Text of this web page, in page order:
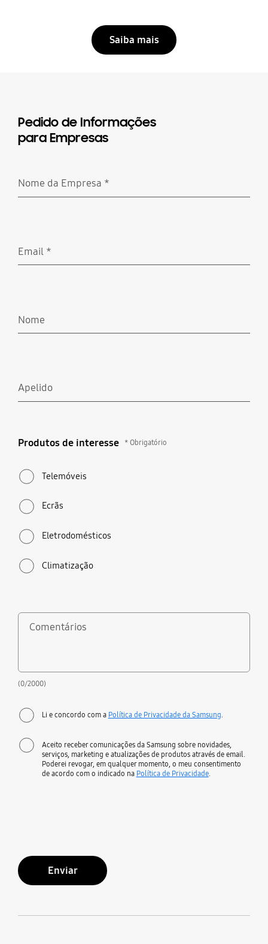
Saiba mais
Pedido de Informações
para Empresas
Nome da Empresa *
Email *
Nome
Apelido
Produtos de interesse * Obrigatório
Telemóveis
Ecrãs
Eletrodomésticos
Climatização
Comentários
(0/2000)
Li e concordo com a Política de Privacidade da Samsung.
Aceito receber comunicações da Samsung sobre novidades,
serviços, marketing e atualizações de produtos através de email.
Poderei revogar, em qualquer momento, o meu consentimento
de acordo com o indicado na Política de Privacidade.
Enviar